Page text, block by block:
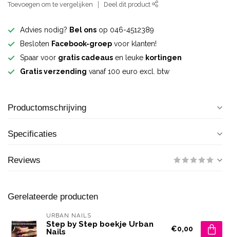
Toevoegen om te vergelijken Deel dit product
Advies nodig? Bel ons op 046-4512389
Besloten Facebook-groep voor klanten!
Spaar voor gratis cadeaus en leuke kortingen
Gratis verzending vanaf 100 euro excl. btw
Productomschrijving
Specificaties
Reviews
Gerelateerde producten
URBAN NAILS
Step by Step boekje Urban
Nails
€0,00